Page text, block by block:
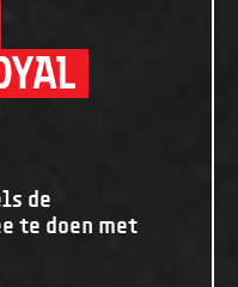
de
te doen met